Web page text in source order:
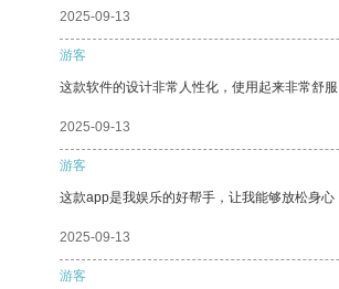
2025-09-13
游客
这款软件的设计非常人性化，使用起来非常舒服
2025-09-13
游客
这款app是我娱乐的好帮手，让我能够放松身心
2025-09-13
游客